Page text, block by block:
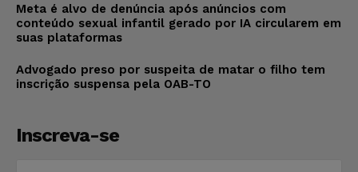
Meta é alvo de denúncia após anúncios com
conteúdo sexual infantil gerado por IA circularem em
suas plataformas
Advogado preso por suspeita de matar o filho tem
inscrição suspensa pela OAB-TO
Inscreva-se